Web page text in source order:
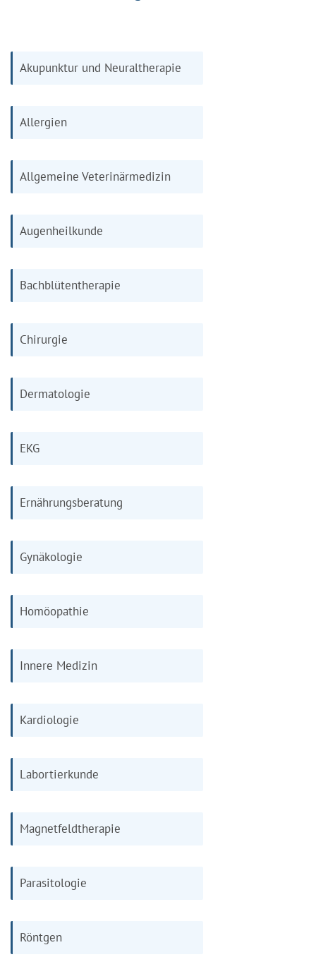
Akupunktur und Neuraltherapie
Allergien
Allgemeine Veterinärmedizin
Augenheilkunde
Bachblütentherapie
Chirurgie
Dermatologie
EKG
Ernährungsberatung
Gynäkologie
Homöopathie
Innere Medizin
Kardiologie
Labortierkunde
Magnetfeldtherapie
Parasitologie
Röntgen